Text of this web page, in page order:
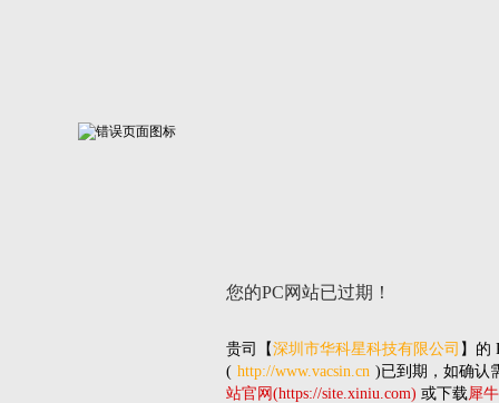
您的PC网站已过期！
贵司 【深圳市华科星科技有限公司 】的
( http://www.vacsin.cn )已到期，如确认
站官网(https://site.xiniu.com) 或下载犀